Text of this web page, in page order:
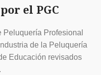
el PGC
Profesional
de la Peluquería
Educación revisados